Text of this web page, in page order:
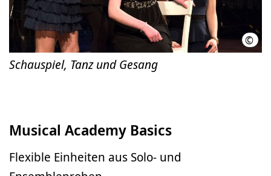
©
Schauspiel, Tanz und Gesang
Musical Academy Basics
Flexible Einheiten aus Solo- und